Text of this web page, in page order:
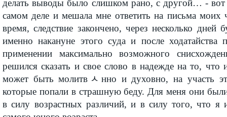
делать выводы было слишком рано, с другой… - вот
самом деле и мешала мне ответить на письма моих
время, следствие закончено, через несколько дней
именно накануне этого суда и после ходатайства
применении максимально возможного
решился сказать и свое слово в надежде на то, что
может быть молитвﾵнно и духовно, на участь
которые попали в страшную беду. Для меня они
в силу возрастных различий, и в силу того, что я